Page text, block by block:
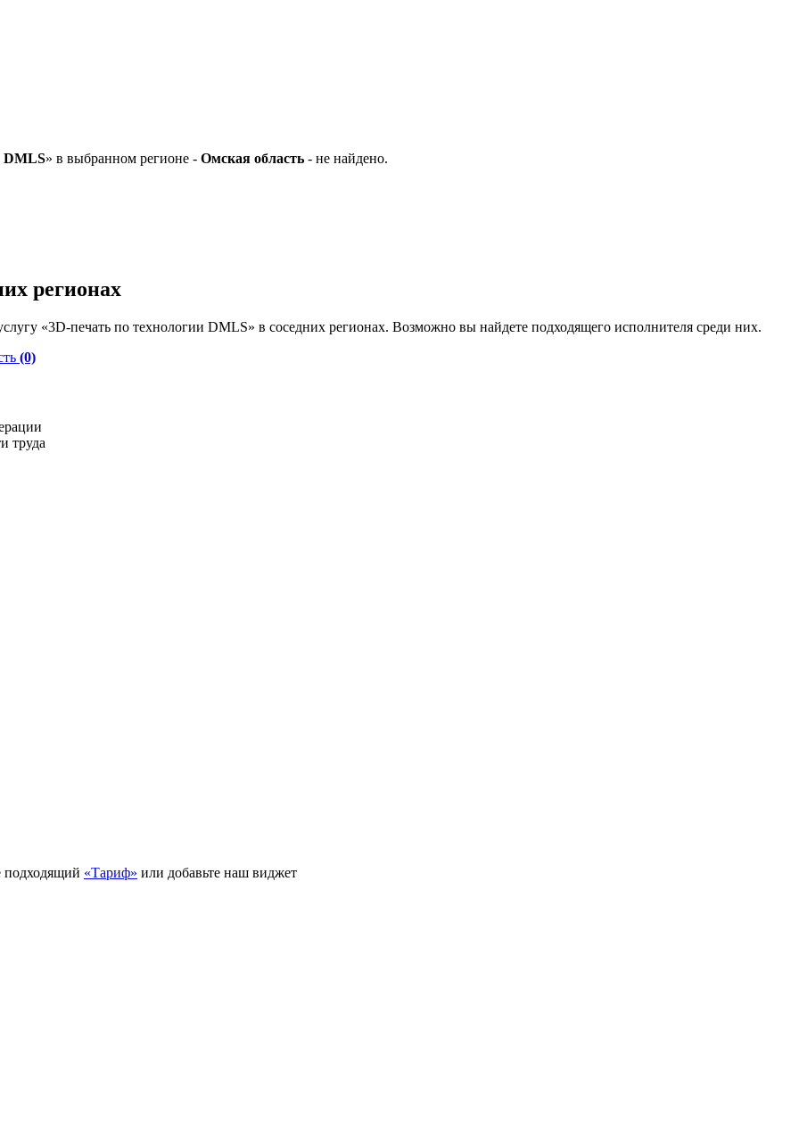
DMLS» в выбранном регионе - Омская область - не найдено.
регионах
«3D-печать по технологии DMLS» в соседних регионах. Возможно вы найдете подходящего исполнителя среди них.
(0)
подходящий «Тариф» или добавьте наш виджет